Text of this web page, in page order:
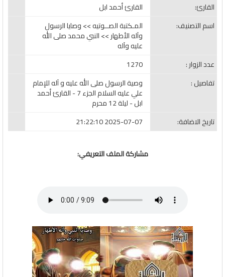
القارئ:
القارئ أحمد ابل
اسم التصنيف:
المـكتبة الصــوتيه >> وصايا الرسول
وآله الأطهار >> النبي محمد صلى الله
عليه وآله
عدد الزوار :
1270
تفاصيل :
وصية الرسول صلى الله عليه و آله للإمام
علي عليه السلام الجزء 7 - القارئ أحمد
ابل - ليلة 12 محرم
تاريخ الاضافة:
2025-07-07 21:22:10
مشاركة الملف التعريفي: